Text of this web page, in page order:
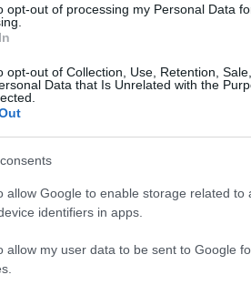
opt-out of processing my Personal Data
opt-out of Collection, Use, Retention,
Data that Is Unrelated with the
allow Google to enable storage related to
identifiers in apps.
allow my user data to be sent to Google